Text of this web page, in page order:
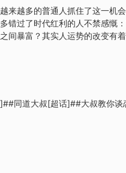
己的生意中表现得很出色。你
，你很可能已经获得了想要的
宫，所以在那一天之后，紧张的
一直逆行到
来越多的普通人抓住了这一机
错过了时代红利的人不禁感慨
间暴富？其实人运势的改变有
影响。从命理学上来讲，人每
也是我们出生时所带来的人生
候，就由上天安排好了，而他
么是十年一个大运，有很多种
年为一个周期的根本原因。大
必须知道何时走好运，
同道大叔[超话]##大叔教你